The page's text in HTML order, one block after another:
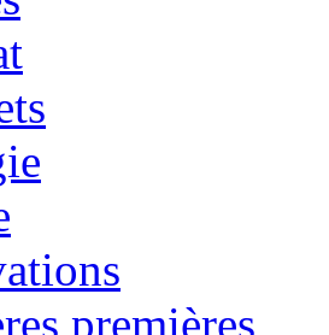
premières